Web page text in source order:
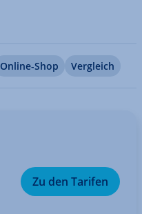
Online-Shop Vergleich
Zu den Tarifen